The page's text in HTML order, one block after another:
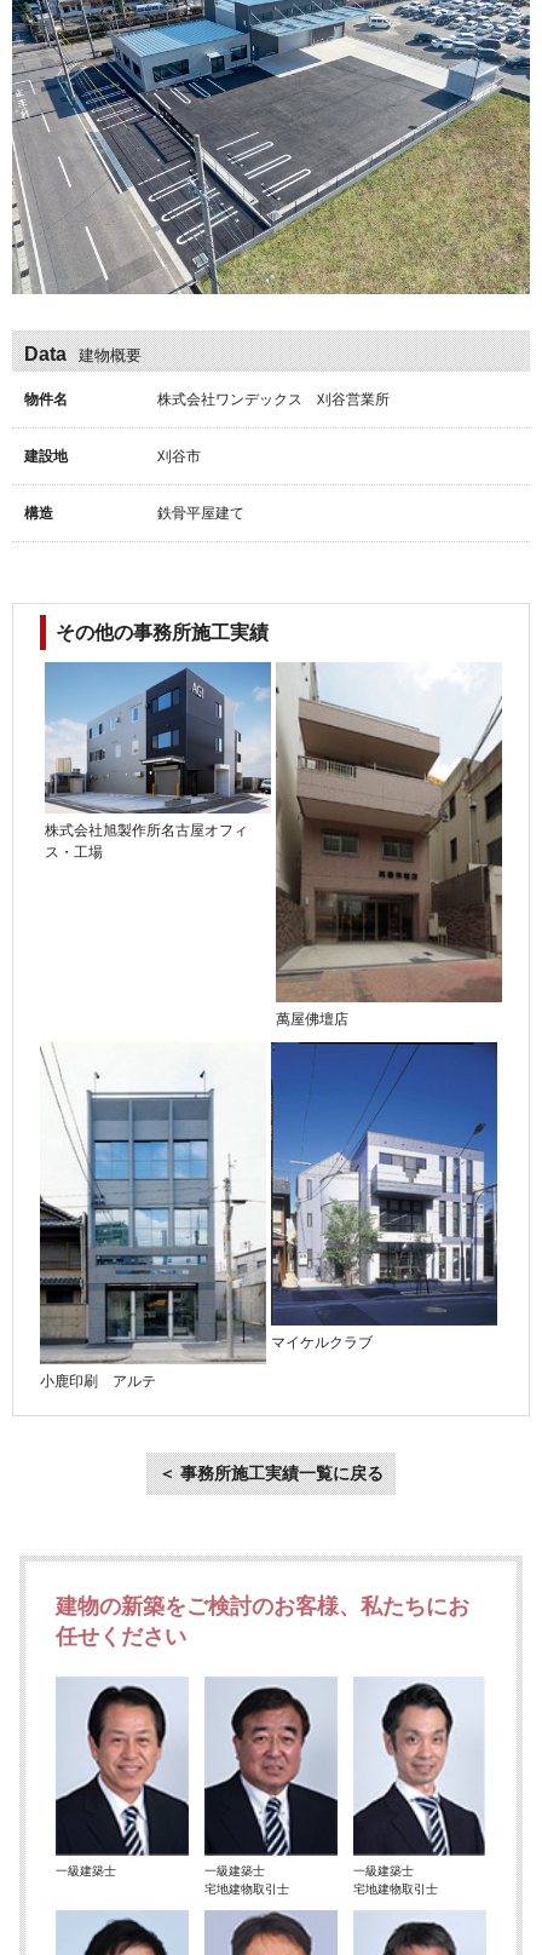
Data 建物概要
物件名 株式会社ワンデックス 刈谷営業所
建設地 刈谷市
構造 鉄骨平屋建て
その他の事務所施工実績
株式会社旭製作所名古屋オフィ
ス・工場
萬屋佛壇店
小鹿印刷 アルテ
マイケルクラブ
＜ 事務所施工実績一覧に戻る
建物の新築をご検討のお客様、私たちにお
任せください
一級建築士
一級建築士
宅地建物取引士
一級建築士
宅地建物取引士